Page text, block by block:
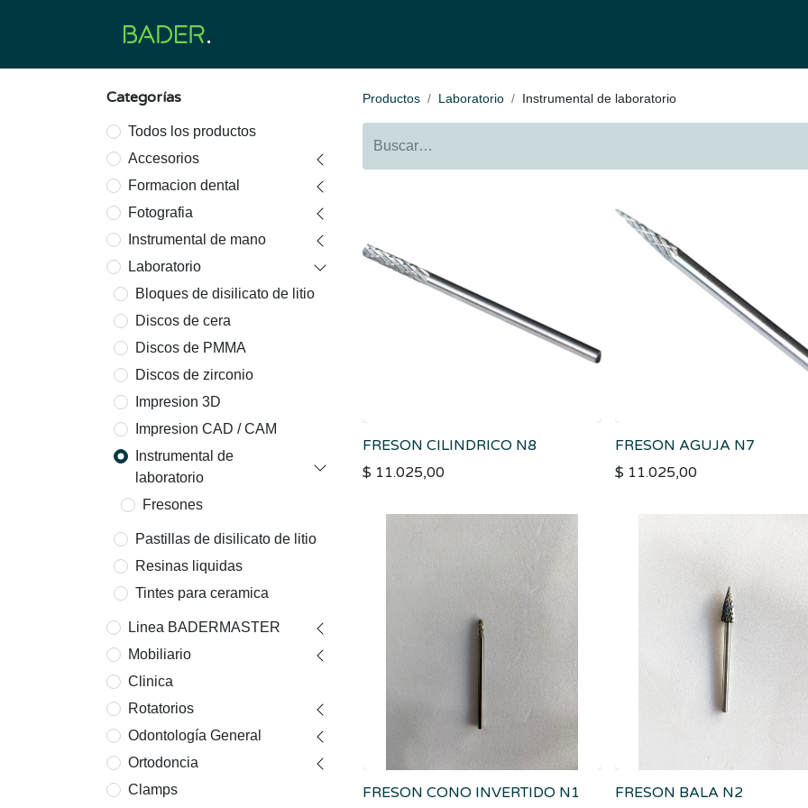
Categorías
Todos los productos
Accesorios
Formacion dental
Fotografia
Instrumental de mano
Laboratorio
Bloques de disilicato de litio
Discos de cera
Discos de PMMA
Discos de zirconio
Impresion 3D
Impresion CAD / CAM
Instrumental de
laboratorio
Fresones
Pastillas de disilicato de litio
Resinas liquidas
Tintes para ceramica
Linea BADERMASTER
Mobiliario
Clinica
Rotatorios
Odontología General
Ortodoncia
Clamps
Productos Laboratorio Instrumental de laboratorio
FRESON CILINDRICO N8
$ 11.025,00
FRESON AGUJA N7
$ 11.025,00
FRESON CONO INVERTIDO N1 FRESON BALA N2